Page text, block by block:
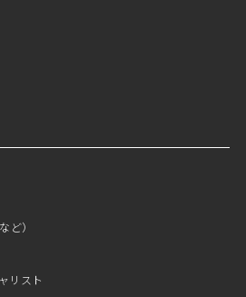
ど）
リスト